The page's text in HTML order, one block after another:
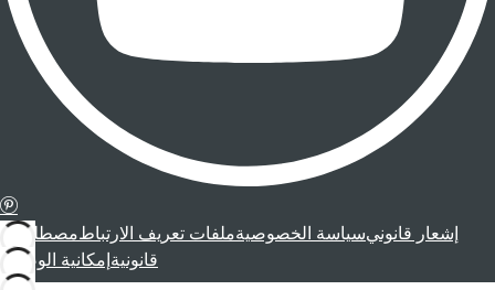
إشعار قانونيسياسة الخصوصيةملفات تعريف الارتباطمصطلحات
قانونية إمكانية الوصول